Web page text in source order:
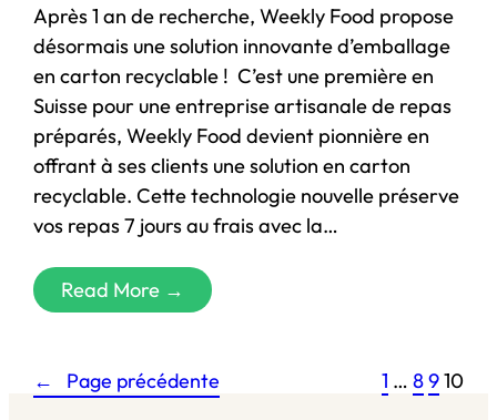
Après 1 an de recherche, Weekly Food propose
désormais une solution innovante d’emballage
en carton recyclable ! C’est une première en
Suisse pour une entreprise artisanale de repas
préparés, Weekly Food devient pionnière en
offrant à ses clients une solution en carton
recyclable. Cette technologie nouvelle préserve
vos repas 7 jours au frais avec la…
Read More →
← Page précédente 1 … 8910